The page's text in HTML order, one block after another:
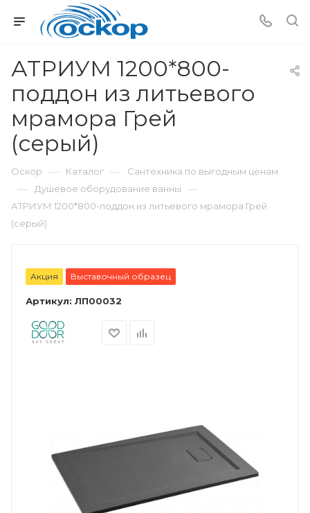
АТРИУМ 1200*800-
поддон из литьевого
мрамора Грей
(серый)
Оскор — Каталог — Сантехника по выгодным ценам
— Душевое оборудование ванны —
АТРИУМ 1200*800-поддон из литьевого мрамора Грей
(серый)
Акция Выставочный образец
Артикул: ЛП00032